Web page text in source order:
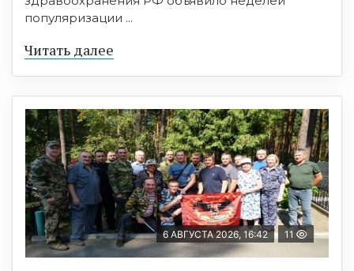
популяризации ...
Читать далее
6 АВГУСТА 2026, 16:42 11